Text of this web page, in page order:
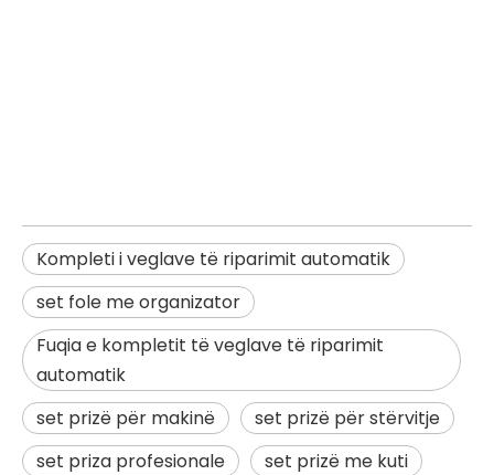
Kompleti i veglave të riparimit automatik
set fole me organizator
Fuqia e kompletit të veglave të riparimit
automatik
set prizë për makinë
set prizë për stërvitje
set priza profesionale
set prizë me kuti